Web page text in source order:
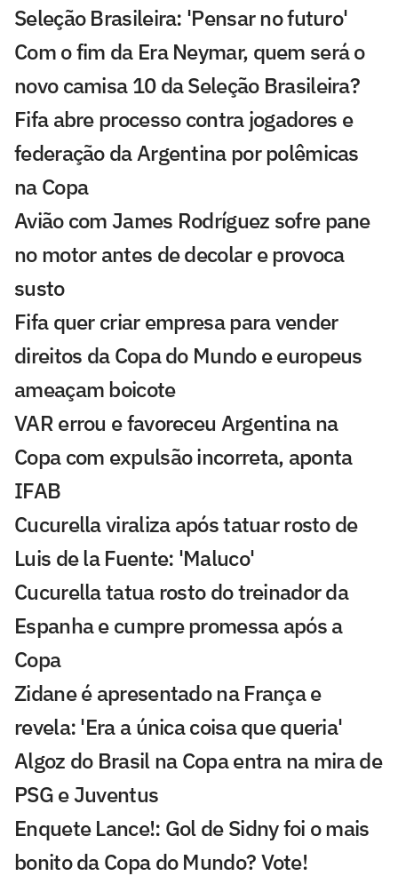
Seleção Brasileira: 'Pensar no futuro'
Com o fim da Era Neymar, quem será o
novo camisa 10 da Seleção Brasileira?
Fifa abre processo contra jogadores e
federação da Argentina por polêmicas
na Copa
Avião com James Rodríguez sofre pane
no motor antes de decolar e provoca
susto
Fifa quer criar empresa para vender
direitos da Copa do Mundo e europeus
ameaçam boicote
VAR errou e favoreceu Argentina na
Copa com expulsão incorreta, aponta
IFAB
Cucurella viraliza após tatuar rosto de
Luis de la Fuente: 'Maluco'
Cucurella tatua rosto do treinador da
Espanha e cumpre promessa após a
Copa
Zidane é apresentado na França e
revela: 'Era a única coisa que queria'
Algoz do Brasil na Copa entra na mira de
PSG e Juventus
Enquete Lance!: Gol de Sidny foi o mais
bonito da Copa do Mundo? Vote!